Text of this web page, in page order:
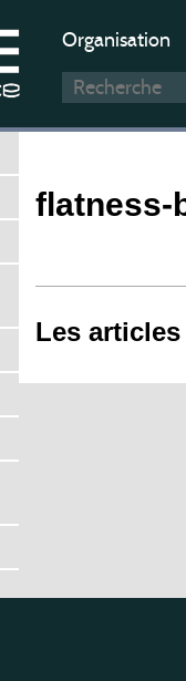
Organisation
flatness-
Les